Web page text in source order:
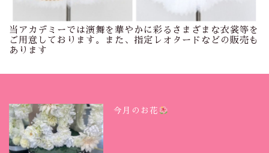
当アカデミーでは演舞を華やかに彩るさまざまな衣裳等を
ご用意しております。また、指定レオタードなどの販売も
あります
今月のお花